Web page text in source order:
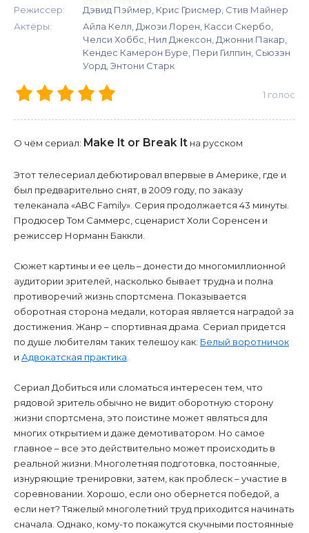
Режиссер:
Дэвид Пэймер, Крис Грисмер, Стив Майнер
Актёры:
Айла Келл, Джози Лорен, Касси Скербо,
Челси Хоббс, Нил Джексон, Джонни Пакар,
Кендес Камерон Буре, Пери Гилпин, Сьюзэн
Уорд, Энтони Старк
1 голос
О чём сериал: Make It or Break It на русском
Этот телесериал дебютировал впервые в Америке, где и
был предварительно снят, в 2009 году, по заказу
телеканала «ABC Family». Серия продолжается 43 минуты.
Продюсер Том Саммерс, сценарист Холи Соренсен и
режиссер Норманн Баккли.
Сюжет картины и ее цель – донести до многомиллионной
аудитории зрителей, насколько бывает трудна и полна
противоречий жизнь спортсмена. Показывается
оборотная сторона медали, которая является наградой за
достижения. Жанр – спортивная драма. Сериал придется
по душе любителям таких телешоу как: Белый воротничок
и Адвокатская практика.
Сериал Добиться или сломаться интересен тем, что
рядовой зритель обычно не видит оборотную сторону
жизни спортсмена, это поистине может являться для
многих открытием и даже демотиватором. Но самое
главное – все это действительно может происходить в
реальной жизни. Многолетняя подготовка, постоянные,
изнуряющие тренировки, затем, как проблеск – участие в
соревновании. Хорошо, если оно обернется победой, а
если нет? Тяжелый многолетний труд приходится начинать
сначала. Однако, кому-то покажутся скучными постоянные